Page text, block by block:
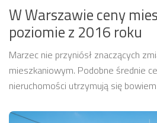
W Warszawie ceny
poziomie z 2016 roku
Marzec nie przyniósł znaczących
mieszkaniowym. Podobne średnie
nieruchomości utrzymują się